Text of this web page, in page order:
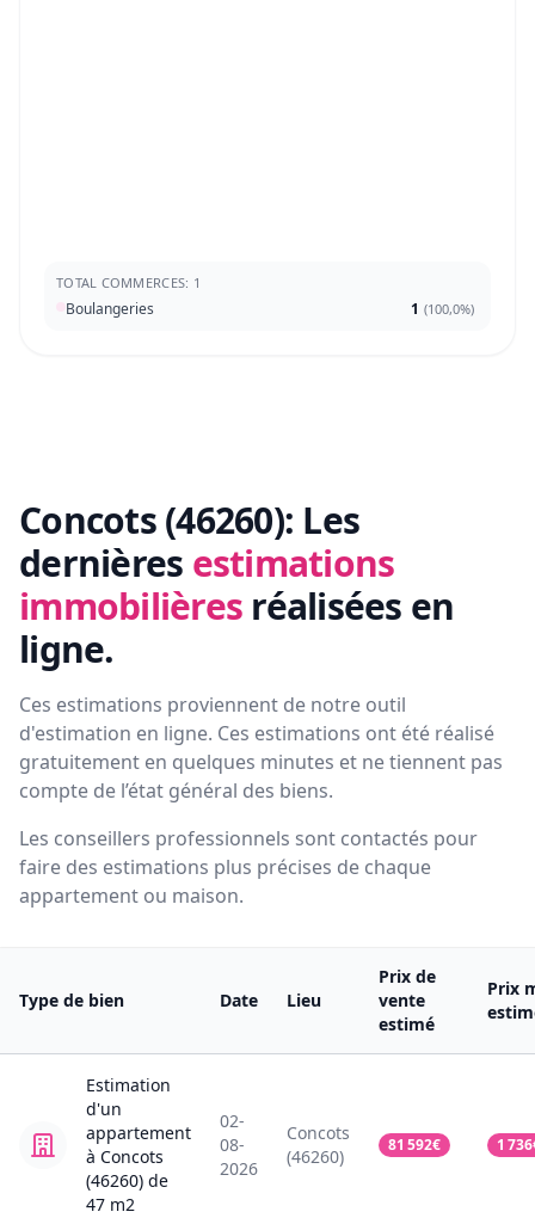
TOTAL COMMERCES: 1
Boulangeries 1 (100,0%)
Concots (46260): Les
dernières estimations
immobilières réalisées en
ligne.
Ces estimations proviennent de notre outil
d'estimation en ligne. Ces estimations ont été réalisé
gratuitement en quelques minutes et ne tiennent pas
compte de l’état général des biens.
Les conseillers professionnels sont contactés pour
faire des estimations plus précises de chaque
appartement ou maison.
Type de bien Date Lieu
Prix de
vente
estimé
Prix
Estimation
d'un
appartement
à Concots
(46260) de
47 m2
02-
08-
2026
Concots
(46260)
81 592€ 1 736